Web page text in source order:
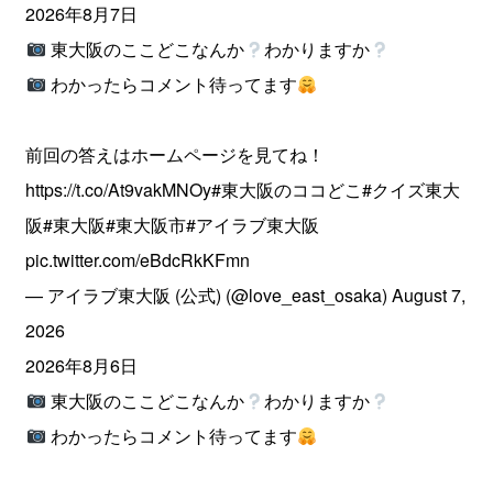
2026年8月7日
東大阪のここどこなんか
わかりますか
わかったらコメント待ってます
前回の答えはホームページを見てね！
https://t.co/At9vakMNOy#東大阪のココどこ#クイズ東大
阪#東大阪#東大阪市#アイラブ東大阪
pic.twitter.com/eBdcRkKFmn
— アイラブ東大阪 (公式) (@love_east_osaka)August 7,
2026
2026年8月6日
東大阪のここどこなんか
わかりますか
わかったらコメント待ってます